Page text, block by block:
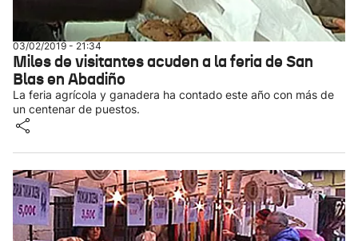
03/02/2019 - 21:34
Miles de visitantes acuden a la feria de San
Blas en Abadiño
La feria agrícola y ganadera ha contado este año con más de
un centenar de puestos.